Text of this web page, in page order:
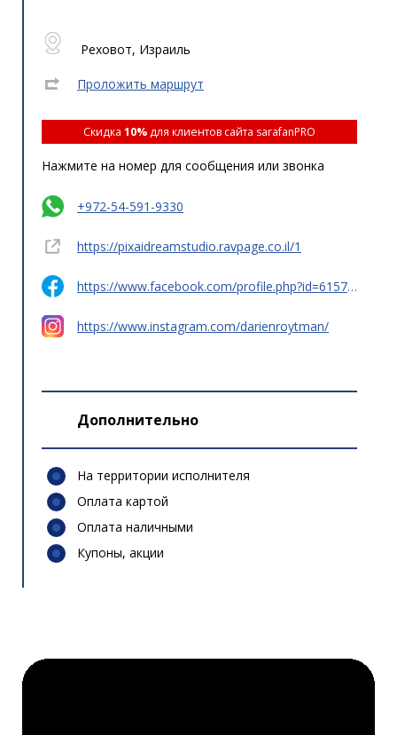
Реховот, Израиль
Проложить маршрут
Скидка 10%для клиентов сайта sarafanPRO
Нажмите на номер для сообщения или звонка
+972-54-591-9330
https://pixaidreamstudio.ravpage.co.il/1
https://www.facebook.com/profile.php?id=61574889278295
https://www.instagram.com/darienroytman/
Дополнительно
На территории исполнителя
Оплата картой
Оплата наличными
Купоны, акции